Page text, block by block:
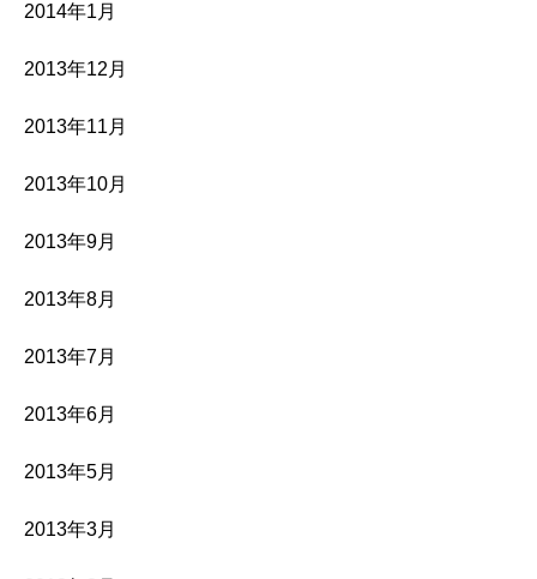
2014年1月
2013年12月
2013年11月
2013年10月
2013年9月
2013年8月
2013年7月
2013年6月
2013年5月
2013年3月